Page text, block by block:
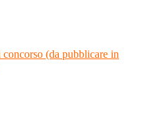
(da pubblicare in